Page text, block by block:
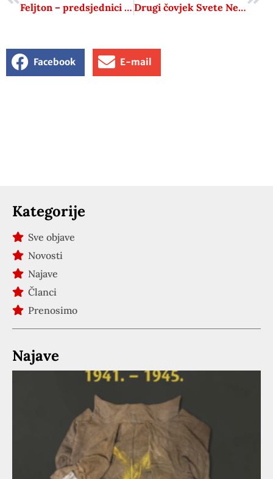
Feljton – predsjednici SUBNOR-a Hrvatske/Saveza antifašističkih boraca i antifašista Republike Hrvatske Drugi čovjek Svete Nedelje: Radio sam i svetke i petke, evo zašto sam protiv zabrane
Facebook E-mail
Kategorije
Sve objave
Novosti
Najave
Članci
Prenosimo
Najave